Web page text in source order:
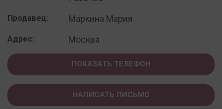
Продавец: Маркина Мария
Адрес: Москва
ПОКАЗАТЬ ТЕЛЕФОН
НАПИСАТЬ ПИСЬМО